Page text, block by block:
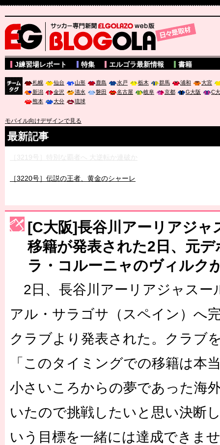
サッカー専門新聞ELGOLAZO web版 BLOGOLA
J練習場レポート 特集 エルゴラ最新情報 書籍
札幌 仙台 山形 鹿島 水戸 栃木 群馬 浦和
大宮
新潟
金沢 清水 磐田 名古屋 岐阜 京都 G大阪
C
熊本
大分 琉球
モバイル向けデザインで見る
最新記事
［3219号］特別な覇者へ 大逆転か連破か
［3220号］伝説の王者、黄金のシャーレ
［3230号］世界一への夢は終わらない
［3223号］一丸。日本出陣
［3222号］史上最大のW杯開幕 注目は「個」
長谷川 アーリアジャスールさんがシンポジウム「気候変動から命
[C大阪]長谷川アーリアジャ
移籍が発表された2日、元
ラ・コルーニャのヴィルク
2日、長谷川アーリアジャスー
アル・サラゴサ（スペイン）へ
クラブより発表された。クラブ
「このタイミングでの移籍は本
小さいころからの夢であった海
いたので挑戦したいと思い決断
いう目標を一緒には達成できま